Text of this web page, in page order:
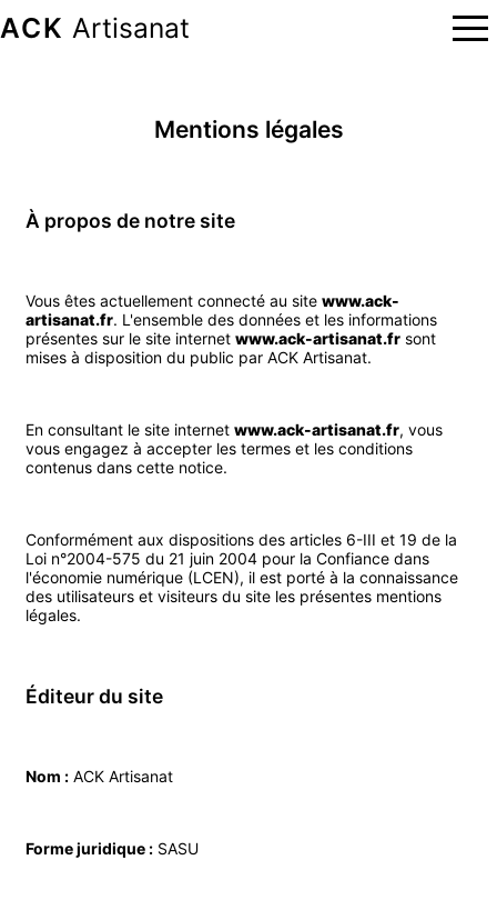
ACK Artisanat
Mentions légales
À propos de notre site
Vous êtes actuellement connecté au site www.ack-
artisanat.fr. L'ensemble des données et les informations
présentes sur le site internet www.ack-artisanat.fr sont
mises à disposition du public par ACK Artisanat.
En consultant le site internet www.ack-artisanat.fr, vous
vous engagez à accepter les termes et les conditions
contenus dans cette notice.
Conformément aux dispositions des articles 6-III et 19 de la
Loi n°2004-575 du 21 juin 2004 pour la Confiance dans
l'économie numérique (LCEN), il est porté à la connaissance
des utilisateurs et visiteurs du site les présentes mentions
légales.
Éditeur du site
Nom : ACK Artisanat
Forme juridique : SASU